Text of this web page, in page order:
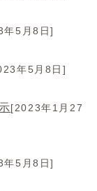
年5月8日]
年5月8日]
[2023年1月27
年5月8日]